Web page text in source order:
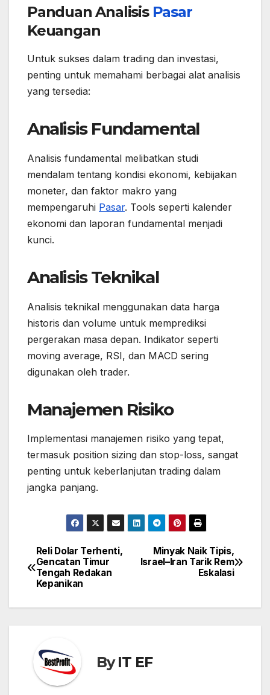
Panduan Analisis Pasar
Keuangan
Untuk sukses dalam trading dan investasi,
penting untuk memahami berbagai alat analisis
yang tersedia:
Analisis Fundamental
Analisis fundamental melibatkan studi
mendalam tentang kondisi ekonomi, kebijakan
moneter, dan faktor makro yang
mempengaruhi Pasar. Tools seperti kalender
ekonomi dan laporan fundamental menjadi
kunci.
Analisis Teknikal
Analisis teknikal menggunakan data harga
historis dan volume untuk memprediksi
pergerakan masa depan. Indikator seperti
moving average, RSI, dan MACD sering
digunakan oleh trader.
Manajemen Risiko
Implementasi manajemen risiko yang tepat,
termasuk position sizing dan stop-loss, sangat
penting untuk keberlanjutan trading dalam
jangka panjang.
Post
navigation
Minyak Naik Tipis,
Israel–Iran Tarik Rem
Eskalasi
Reli Dolar Terhenti,
Gencatan Timur
Tengah Redakan
Kepanikan
ByIT EF